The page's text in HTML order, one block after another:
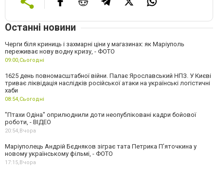
Останні новини
Черги біля криниць і захмарні ціни у магазинах: як Маріуполь
переживає нову водну кризу, - ФОТО
09:00,Сьогодні
1625 день повномасштабної війни. Палає Ярославський НПЗ. У Києві
триває ліквідація наслідків російської атаки на українські логістичні
хаби
08:54,Сьогодні
"Птахи Одіна" оприлюднили доти неопубліковані кадри бойової
роботи, - ВІДЕО
20:54,Вчора
Маріуполець Андрій Бєдняков зіграє тата Петрика П’яточкина у
новому українському фільмі, - ФОТО
17:15,Вчора